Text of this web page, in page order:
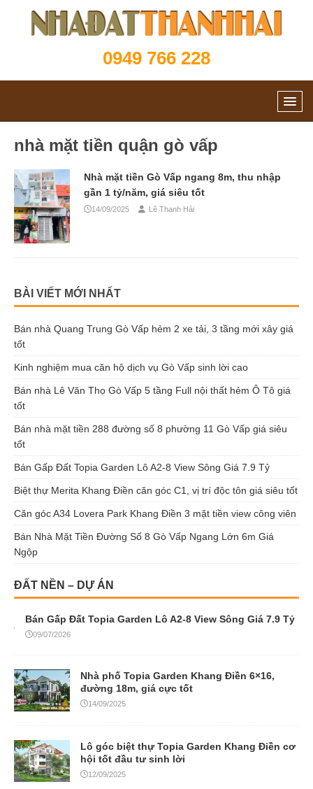
0949 766 228
nhà mặt tiền quận gò vấp
Nhà mặt tiền Gò Vấp ngang 8m, thu nhập
gần 1 tỷ/năm, giá siêu tốt
14/09/2025 Lê Thanh Hải
BÀI VIẾT MỚI NHẤT
Bán nhà Quang Trung Gò Vấp hẻm 2 xe tải, 3 tầng mới xây giá
tốt
Kinh nghiệm mua căn hộ dịch vụ Gò Vấp sinh lời cao
Bán nhà Lê Văn Thọ Gò Vấp 5 tầng Full nội thất hẻm Ô Tô giá
tốt
Bán nhà mặt tiền 288 đường số 8 phường 11 Gò Vấp giá siêu
tốt
Bán Gấp Đất Topia Garden Lô A2-8 View Sông Giá 7.9 Tỷ
Biệt thự Merita Khang Điền căn góc C1, vị trí độc tôn giá siêu tốt
Căn góc A34 Lovera Park Khang Điền 3 mặt tiền view công viên
Bán Nhà Mặt Tiền Đường Số 8 Gò Vấp Ngang Lớn 6m Giá
Ngộp
ĐẤT NỀN – DỰ ÁN
Bán Gấp Đất Topia Garden Lô A2-8 View Sông Giá 7.9 Tỷ
09/07/2026
Nhà phố Topia Garden Khang Điền 6×16,
đường 18m, giá cực tốt
14/09/2025
Lô góc biệt thự Topia Garden Khang Điền cơ
hội tốt đầu tư sinh lời
12/09/2025